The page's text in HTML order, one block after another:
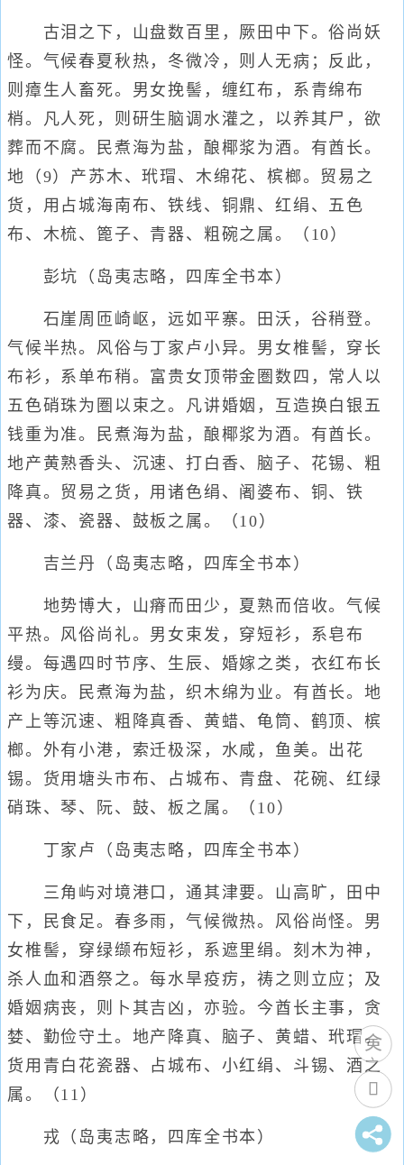
古泪之下，山盘数百里，厥田中下。俗尚妖
怪。气候春夏秋热，冬微冷，则人无病；反此，
则瘴生人畜死。男女挽髻，缠红布，系青绵布
梢。凡人死，则研生脑调水灌之，以养其尸，欲
葬而不腐。民煮海为盐，酿椰浆为酒。有酋长。
地（9）产苏木、玳瑁、木绵花、槟榔。贸易之
货，用占城海南布、铁线、铜鼎、红绢、五色
布、木梳、篦子、青器、粗碗之属。（10）
彭坑（岛夷志略，四库全书本）
石崖周匝崎岖，远如平寨。田沃，谷稍登。
气候半热。风俗与丁家卢小异。男女椎髻，穿长
布衫，系单布稍。富贵女顶带金圏数四，常人以
五色硝珠为圏以束之。凡讲婚姻，互造换白银五
钱重为准。民煮海为盐，酿椰浆为酒。有酋长。
地产黄熟香头、沉速、打白香、脑子、花锡、粗
降真。贸易之货，用诸色绢、阇婆布、铜、铁
器、漆、瓷器、鼓板之属。（10）
吉兰丹（岛夷志略，四库全书本）
地势博大，山瘠而田少，夏熟而倍收。气候
平热。风俗尚礼。男女束发，穿短衫，系皂布
缦。每遇四时节序、生辰、婚嫁之类，衣红布长
衫为庆。民煮海为盐，织木绵为业。有酋长。地
产上等沉速、粗降真香、黄蜡、龟筒、鹤顶、槟
榔。外有小港，索迁极深，水咸，鱼美。出花
锡。货用塘头市布、占城布、青盘、花碗、红绿
硝珠、琴、阮、鼓、板之属。（10）
丁家卢（岛夷志略，四库全书本）
三角屿对境港口，通其津要。山高旷，田中
下，民食足。春多雨，气候微热。风俗尚怪。男
女椎髻，穿绿缬布短衫，系遮里绢。刻木为神，
杀人血和酒祭之。每水旱疫疠，祷之则立应；及
婚姻病丧，则卜其吉凶，亦验。今酋长主事，贪
婪、勤俭守土。地产降真、脑子、黄蜡、玳瑁。
货用青白花瓷器、占城布、小红绢、斗锡、酒之
属。（11）
戎（岛夷志略，四库全书本）